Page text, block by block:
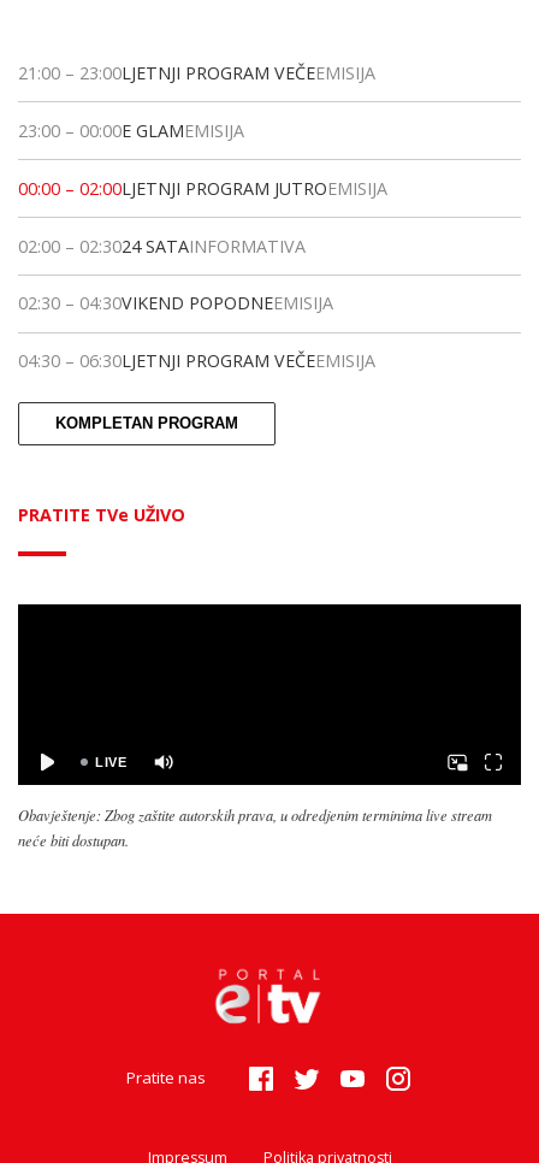
21:00 – 23:00LJETNJI PROGRAM VEČEEMISIJA
23:00 – 00:00E GLAMEMISIJA
00:00 – 02:00LJETNJI PROGRAM JUTROEMISIJA
02:00 – 02:3024 SATAINFORMATIVA
02:30 – 04:30VIKEND POPODNEEMISIJA
04:30 – 06:30LJETNJI PROGRAM VEČEEMISIJA
KOMPLETAN PROGRAM
PRATITE TVe UŽIVO
Obavještenje: Zbog zaštite autorskih prava, u odredjenim terminima live stream
neće biti dostupan.
Pratite nas
Impressum Politika privatnosti